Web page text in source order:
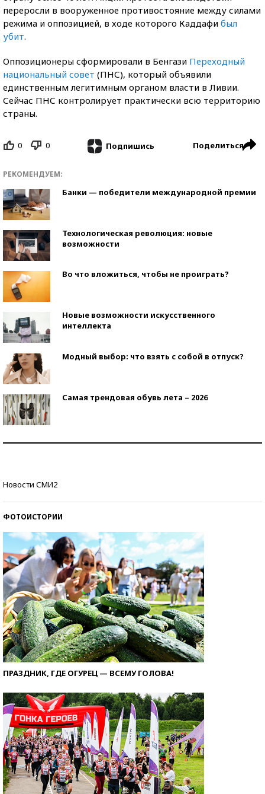
переросли в вооруженное противостояние между силами
режима и оппозицией, в ходе которого Каддафи был
убит.
Оппозиционеры сформировали в Бенгази Переходный
национальный совет (ПНС), который объявили
единственным легитимным органом власти в Ливии.
Сейчас ПНС контролирует практически всю территорию
страны.
0 0 Подпишись Поделиться
РЕКОМЕНДУЕМ:
Банки — победители международной премии
Технологическая революция: новые
возможности
Во что вложиться, чтобы не проиграть?
Новые возможности искусственного
интеллекта
Модный выбор: что взять с собой в отпуск?
Самая трендовая обувь лета – 2026
Новости СМИ2
ФОТОИСТОРИИ
ПРАЗДНИК, ГДЕ ОГУРЕЦ — ВСЕМУ ГОЛОВА!